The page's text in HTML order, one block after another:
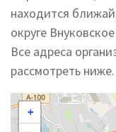
находится
округе
Все адреса
рассмотреть ниже.
+